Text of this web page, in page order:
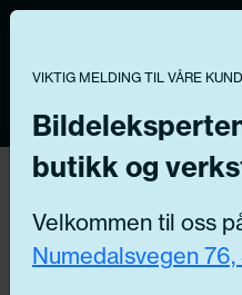
Tilbake
Vi og våre
inkludert
informasjon om deg for
Funksjonelle, Statistiske,
Ved å trykke «Godta» gir
formålene. Du kan også
VIKTIG MELDING TIL VÅRE
butikk og
Velkommen til oss
Numedalsvegen